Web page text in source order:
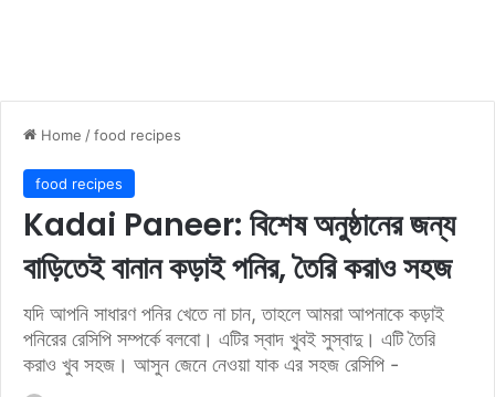
Home /food recipes
food recipes
Kadai Paneer: বিশেষ অনুষ্ঠানের জন্য
বাড়িতেই বানান কড়াই পনির, তৈরি করাও সহজ
যদি আপনি সাধারণ পনির খেতে না চান, তাহলে আমরা আপনাকে কড়াই
পনিরের রেসিপি সম্পর্কে বলবো। এটির স্বাদ খুবই সুস্বাদু। এটি তৈরি
করাও খুব সহজ। আসুন জেনে নেওয়া যাক এর সহজ রেসিপি -